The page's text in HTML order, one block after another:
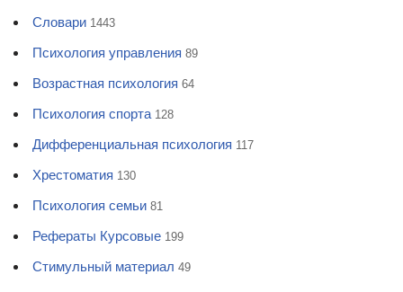
Словари 1443
Психология управления 89
Возрастная психология 64
Психология спорта 128
Дифференциальная психология 117
Хрестоматия 130
Психология семьи 81
Рефераты Курсовые 199
Стимульный материал 49